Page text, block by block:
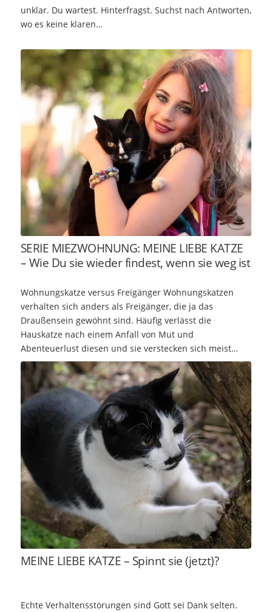
unklar. Du wartest. Hinterfragst. Suchst nach Antworten,
wo es keine klaren…
SERIE MIEZWOHNUNG: MEINE LIEBE KATZE
– Wie Du sie wieder findest, wenn sie weg ist
Wohnungskatze versus Freigänger Wohnungskatzen
verhalten sich anders als Freigänger, die ja das
Draußensein gewöhnt sind. Häufig verlässt die
Hauskatze nach einem Anfall von Mut und
Abenteuerlust diesen und sie verstecken sich meist…
MEINE LIEBE KATZE – Spinnt sie (jetzt)?
Echte Verhaltensstörungen sind Gott sei Dank selten.